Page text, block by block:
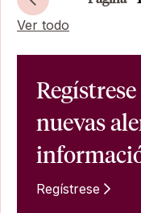
Ver todo
nuevas
Regístrese